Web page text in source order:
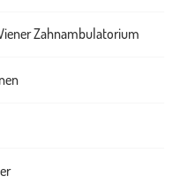
Zahnambulatorium